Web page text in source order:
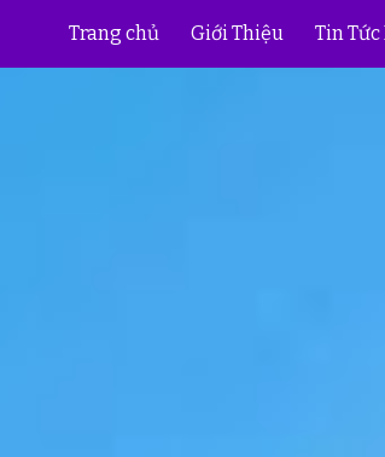
Skip to navigation
Trang chủ Giới Thiệu Tin Tức